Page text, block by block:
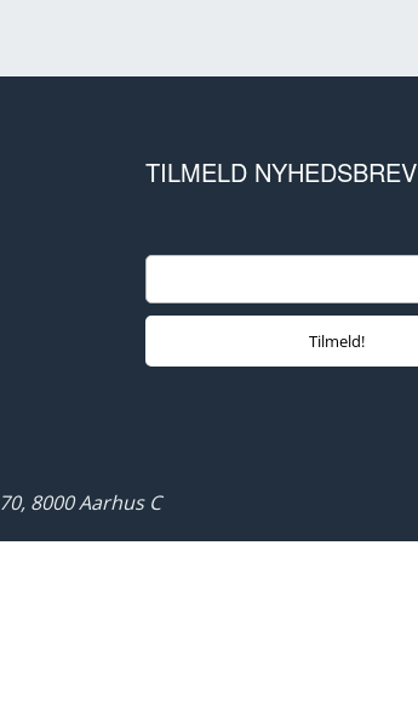
TILMELD NYHEDSBREV
8000 Aarhus C